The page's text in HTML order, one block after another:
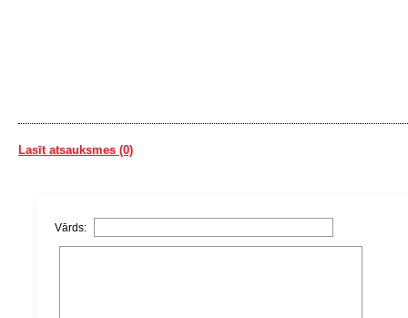
Lasīt atsauksmes (0)
Vārds: